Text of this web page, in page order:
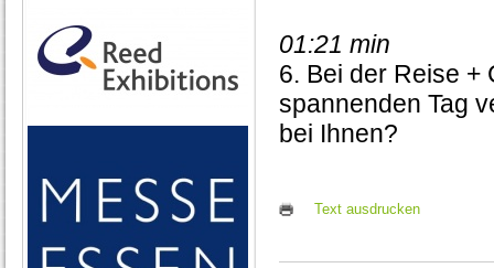
01:21 min
6. Bei der Reise +
spannenden Tag
bei Ihnen?
Text ausdrucken